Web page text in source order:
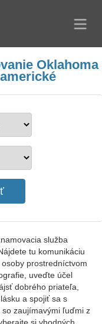
Oklahoma
služba
tu komunikáciu
prostredníctvom
uveďte účel
dobrého priateľa,
a spojiť sa s
zaujímavými ľuďmi z